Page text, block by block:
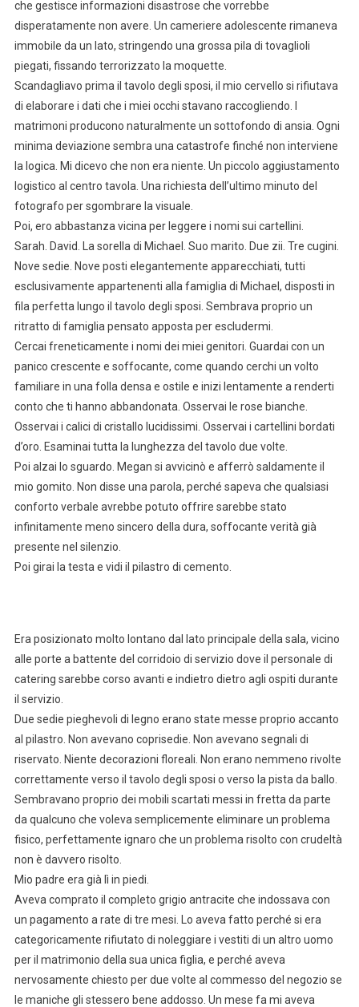
che gestisce informazioni disastrose che vorrebbe
disperatamente non avere. Un cameriere adolescente rimaneva
immobile da un lato, stringendo una grossa pila di tovaglioli
piegati, fissando terrorizzato la moquette.
Scandagliavo prima il tavolo degli sposi, il mio cervello si rifiutava
di elaborare i dati che i miei occhi stavano raccogliendo. I
matrimoni producono naturalmente un sottofondo di ansia. Ogni
minima deviazione sembra una catastrofe finché non interviene
la logica. Mi dicevo che non era niente. Un piccolo aggiustamento
logistico al centro tavola. Una richiesta dell’ultimo minuto del
fotografo per sgombrare la visuale.
Poi, ero abbastanza vicina per leggere i nomi sui cartellini.
Sarah. David. La sorella di Michael. Suo marito. Due zii. Tre cugini.
Nove sedie. Nove posti elegantemente apparecchiati, tutti
esclusivamente appartenenti alla famiglia di Michael, disposti in
fila perfetta lungo il tavolo degli sposi. Sembrava proprio un
ritratto di famiglia pensato apposta per escludermi.
Cercai freneticamente i nomi dei miei genitori. Guardai con un
panico crescente e soffocante, come quando cerchi un volto
familiare in una folla densa e ostile e inizi lentamente a renderti
conto che ti hanno abbandonata. Osservai le rose bianche.
Osservai i calici di cristallo lucidissimi. Osservai i cartellini bordati
d’oro. Esaminai tutta la lunghezza del tavolo due volte.
Poi alzai lo sguardo. Megan si avvicinò e afferrò saldamente il
mio gomito. Non disse una parola, perché sapeva che qualsiasi
conforto verbale avrebbe potuto offrire sarebbe stato
infinitamente meno sincero della dura, soffocante verità già
presente nel silenzio.
Poi girai la testa e vidi il pilastro di cemento.
Era posizionato molto lontano dal lato principale della sala, vicino
alle porte a battente del corridoio di servizio dove il personale di
catering sarebbe corso avanti e indietro dietro agli ospiti durante
il servizio.
Due sedie pieghevoli di legno erano state messe proprio accanto
al pilastro. Non avevano coprisedie. Non avevano segnali di
riservato. Niente decorazioni floreali. Non erano nemmeno rivolte
correttamente verso il tavolo degli sposi o verso la pista da ballo.
Sembravano proprio dei mobili scartati messi in fretta da parte
da qualcuno che voleva semplicemente eliminare un problema
fisico, perfettamente ignaro che un problema risolto con crudeltà
non è davvero risolto.
Mio padre era già lì in piedi.
Aveva comprato il completo grigio antracite che indossava con
un pagamento a rate di tre mesi. Lo aveva fatto perché si era
categoricamente rifiutato di noleggiare i vestiti di un altro uomo
per il matrimonio della sua unica figlia, e perché aveva
nervosamente chiesto per due volte al commesso del negozio se
le maniche gli stessero bene addosso. Un mese fa mi aveva